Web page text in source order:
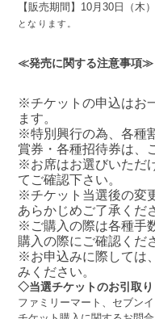
【販売期間】10月30日（木
となります。
≪発売に関する注意事項≫
※チケットの申込はお
ます。
※特別興行の為、各種
賞券・各種招待券は、
※お席はお選びいただ
てご確認下さい。
※チケット当選後の変
あらかじめご了承くだ
※ご購入の際は各種手
購入の際にご確認くだ
※お申込みに際しては
みください。
◇当選チケットのお引取り
ファミリーマート、セブン